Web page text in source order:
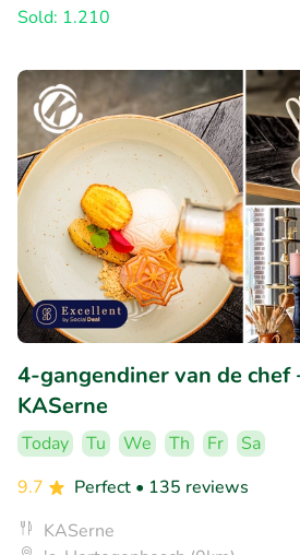
Sold: 1.210
4-gangendiner van de chef
KASerne
Today Tu We Th Fr
Sa
9.7
Perfect • 135 reviews
KASerne